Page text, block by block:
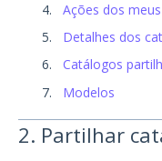
Ações dos
Detalhes dos
Catálogos
Modelos
2. Partilhar